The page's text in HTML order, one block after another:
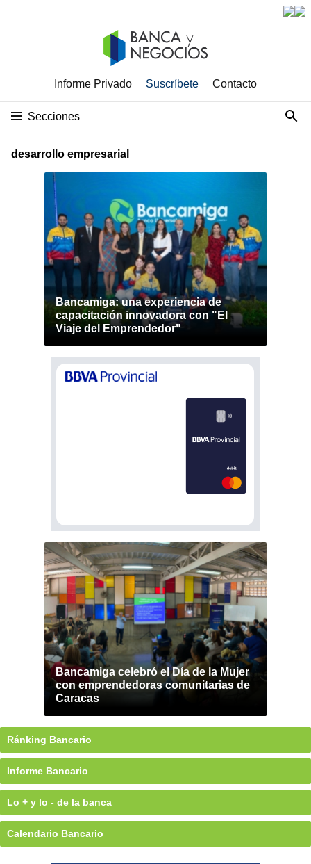
Informe Privado Suscríbete Contacto
Secciones
desarrollo empresarial
Bancamiga: una experiencia de
capacitación innovadora con "El
Viaje del Emprendedor"
Bancamiga celebró el Día de la Mujer
con emprendedoras comunitarias de
Caracas
Ránking Bancario
Informe Bancario
Lo + y lo - de la banca
Calendario Bancario